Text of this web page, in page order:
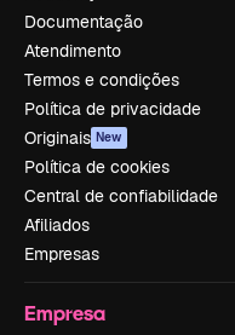
Documentação
Atendimento
Termos e condições
Política de privacidade
Originais New
Política de cookies
Central de confiabilidade
Afiliados
Empresas
Empresa